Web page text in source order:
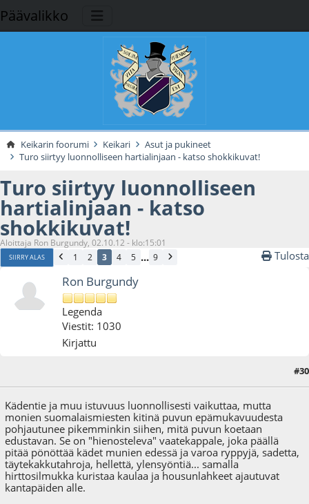
Päävalikko
Keikarin foorumi Keikari
Asut ja pukineet
Turo siirtyy luonnolliseen hartialinjaan - katso shokkikuvat!
Turo siirtyy luonnolliseen
hartialinjaan - katso
shokkikuvat!
Aloittaja Ron Burgundy, 02.10.12 - klo:15:01
SIIRRY ALAS 1 2 3 4 5 ... 9 Tulosta
Ron Burgundy
Legenda
Viestit: 1030
Kirjattu
#30
Kädentie ja muu istuvuus luonnollisesti vaikuttaa, mutta
monien suomalaismiesten kitinä puvun epämukavuudesta
pohjautunee pikemminkin siihen, mitä puvun koetaan
edustavan. Se on "hienosteleva" vaatekappale, joka päällä
pitää pönöttää kädet munien edessä ja varoa ryppyjä, sadetta,
täytekakkutahroja, hellettä, ylensyöntiä... samalla
hirttosilmukka kuristaa kaulaa ja housunlahkeet ajautuvat
kantapäiden alle.